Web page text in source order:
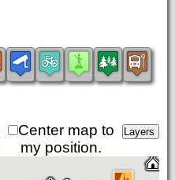
Center map to
my position.